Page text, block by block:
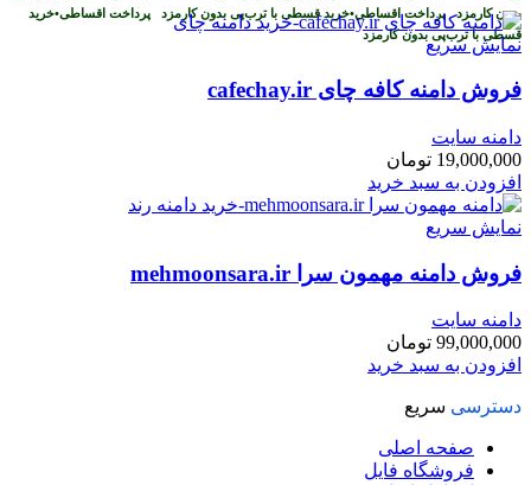
بدون کارمزد پرداخت اقساطی•خرید قسطی با ترب‌پی بدون کارمزد پرداخت اقساطی•خرید
قسطی با ترب‌پی بدون کارمزد
نمایش سریع
فروش دامنه کافه چای cafechay.ir
دامنه سایت
19,000,000 تومان
افزودن به سبد خرید
نمایش سریع
فروش دامنه مهمون سرا mehmoonsara.ir
دامنه سایت
99,000,000 تومان
افزودن به سبد خرید
دسترسی سریع
صفحه اصلی
فروشگاه فایل